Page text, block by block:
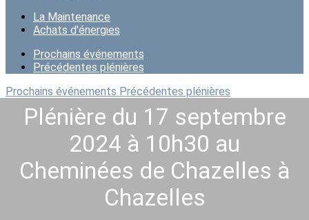
La Maintenance
Achats d'énergies
Prochains événements
Précédentes plénières
Prochains événements Précédentes plénières
Plénière du 17 septembre
2024 à 10h30 au
Cheminées de Chazelles à
Chazelles